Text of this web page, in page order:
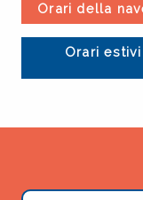
Orari della
Orari